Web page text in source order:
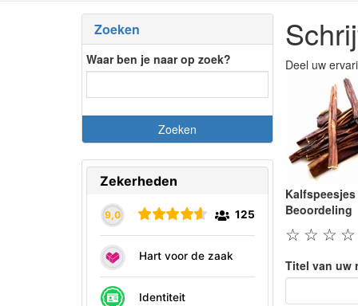
Zoeken
Waar ben je naar op zoek? Deel uw
Beoordeling
☆
☆
☆
☆
Titel van uw